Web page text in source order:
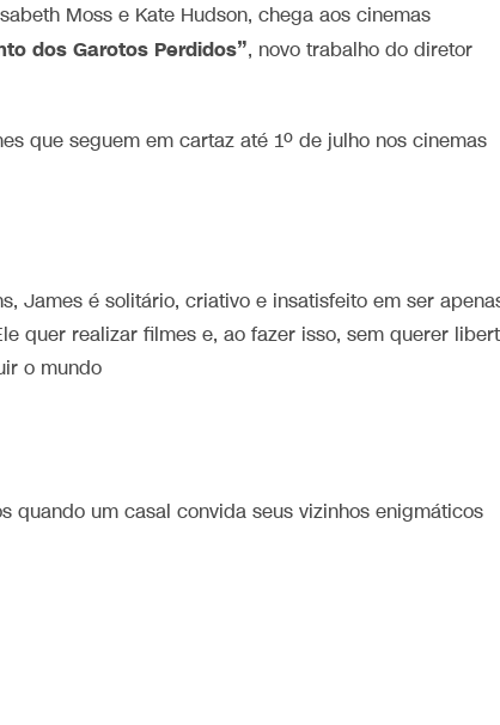
Moss e Kate Hudson, chega aos cinemas
dos Garotos Perdidos”, novo trabalho do diretor
que seguem em cartaz até 1º de julho nos cinemas
James é solitário, criativo e insatisfeito em ser
quer realizar filmes e, ao fazer isso, sem querer
o mundo
quando um casal convida seus vizinhos enigmáticos